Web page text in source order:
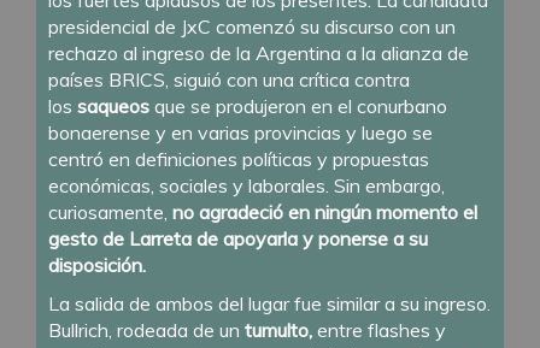
presidencial de JxC comenzó su discurso con un
rechazo al ingreso de la Argentina a la alianza de
países BRICS, siguió con una crítica contra
los saqueos que se produjeron en el conurbano
bonaerense y en varias provincias y luego se
centró en definiciones políticas y propuestas
económicas, sociales y laborales. Sin embargo,
curiosamente, no agradeció en ningún momento el
gesto de Larreta de apoyarla y ponerse a su
disposición.
La salida de ambos del lugar fue similar a su ingreso.
Bullrich, rodeada de un tumulto, entre flashes y